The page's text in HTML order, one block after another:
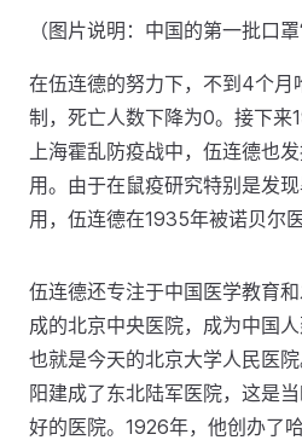
（图片说明：中国的第一批口罩
在伍连德的努力下，不到4个月
制，死亡人数下降为0。接下来
上海霍乱防疫战中，伍连德也
用。由于在鼠疫研究特别是发
用，伍连德在1935年被诺贝尔
伍连德还专注于中国医学教育
成的北京中央医院，成为中国
也就是今天的北京大学人民医
阳建成了东北陆军医院，这是
好的医院。1926年，他创办了